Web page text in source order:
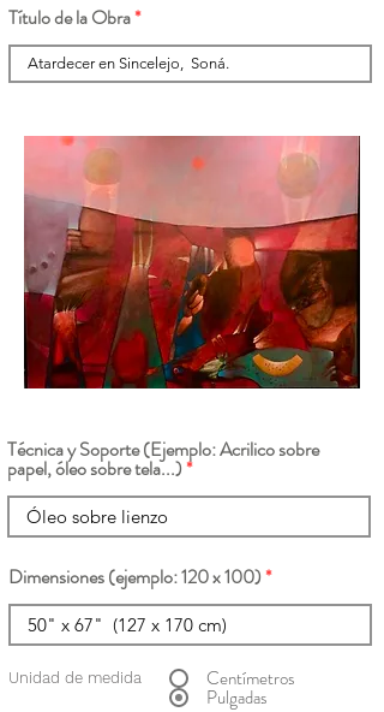
Título de la Obra
Técnica y Soporte (Ejemplo: Acrilico sobre
papel, óleo sobre tela...)
Dimensiones (ejemplo: 120 x 100)
Unidad de medida Centímetros
Pulgadas